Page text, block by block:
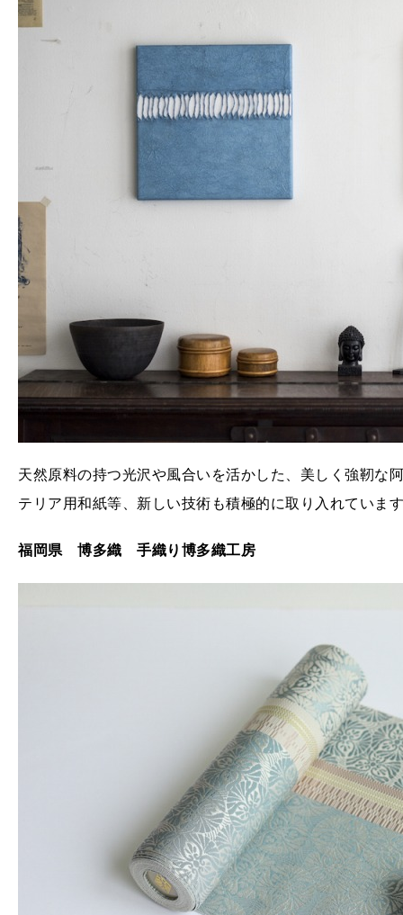
天然原料の持つ光沢や風合いを活かした、美しく強靭な
テリア用和紙等、新しい技術も積極的に取り入れていま
福岡県 博多織 手織り博多織工房